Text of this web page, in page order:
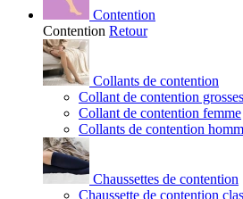
Contention
Contention Retour
Collants de contention
Collant de contention
Collant de contention femme
Collants de contention
Chaussettes de contention
Chaussette de contention